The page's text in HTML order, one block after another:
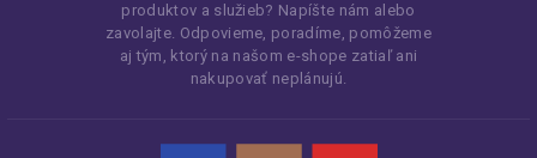
produktov a služieb? Napíšte nám alebo
zavolajte. Odpovieme, poradíme, pomôžeme
aj tým, ktorý na našom e-shope zatiaľ ani
nakupovať neplánujú.